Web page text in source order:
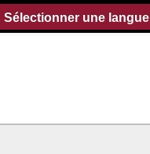
Sélectionner une langue